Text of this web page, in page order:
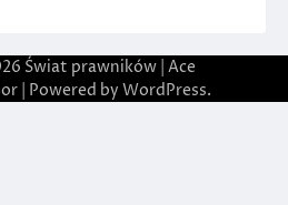
Świat prawników| Ace
| Powered by WordPress.